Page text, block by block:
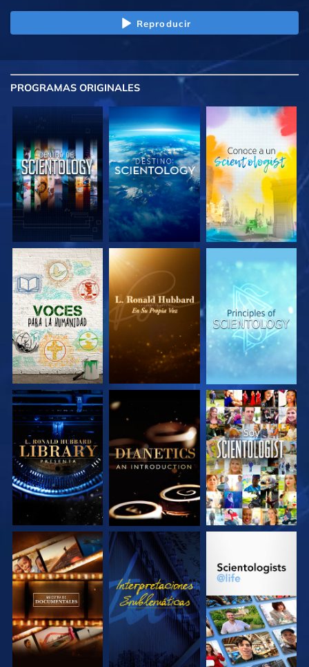
Reproducir
PROGRAMAS ORIGINALES
EXPLORA LAS
SERIES
EXPLORA LAS
SERIES
EXPLORA LAS
SERIES
EXPLORA LAS
SERIES
EXPLORA LAS
SERIES
VE
EXPLORA LAS
SERIES
VE
EXPLORA LAS